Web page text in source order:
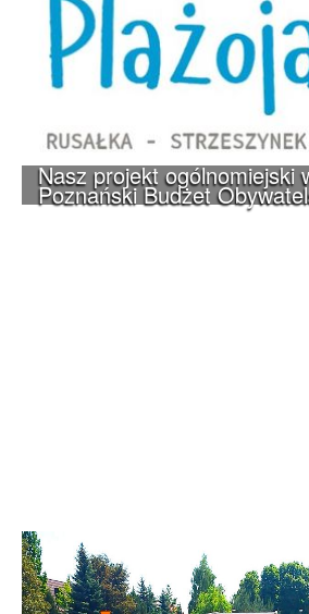
Nasz projekt ogólnomiejski
Poznański Budżet